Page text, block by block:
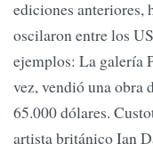
ediciones anteriores,
oscilaron entre los
ejemplos: La galería
vez, vendió una obra
65.000 dólares.
artista británico Ian